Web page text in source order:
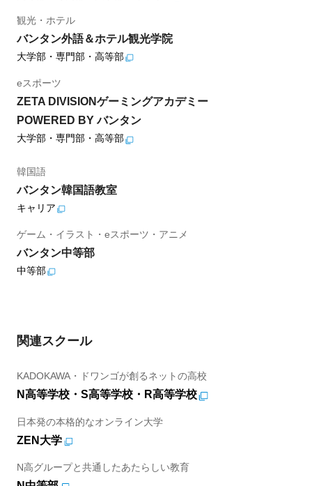
観光・ホテル
バンタン外語＆ホテル観光学院
大学部・専門部・高等部
eスポーツ
ZETA DIVISIONゲーミングアカデミー
POWERED BY バンタン
大学部・専門部・高等部
韓国語
バンタン韓国語教室
キャリア
ゲーム・イラスト・eスポーツ・アニメ
バンタン中等部
中等部
関連スクール
KADOKAWA・ドワンゴが創るネットの高校
N高等学校・S高等学校・R高等学校
日本発の本格的なオンライン大学
ZEN大学
N高グループと共通したあたらしい教育